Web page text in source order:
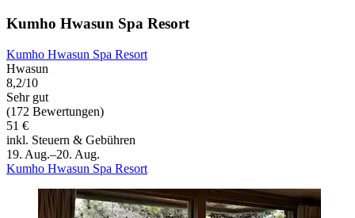
Kumho Hwasun Spa Resort
Kumho Hwasun Spa Resort
Hwasun
8,2/10
Sehr gut
(172 Bewertungen)
51 €
inkl. Steuern & Gebühren
19. Aug.–20. Aug.
Kumho Hwasun Spa Resort